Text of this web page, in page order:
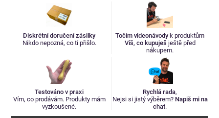
Diskrétní doručení zásilky
Nikdo nepozná, co ti přišlo.
Točím videonávody k produktům
Víš, co kupuješ ještě před
nákupem.
Testováno v praxi
Vím, co prodávám. Produkty mám
vyzkoušené.
Rychlá rada,
Nejsi si jistý výběrem? Napiš mi na
chat.